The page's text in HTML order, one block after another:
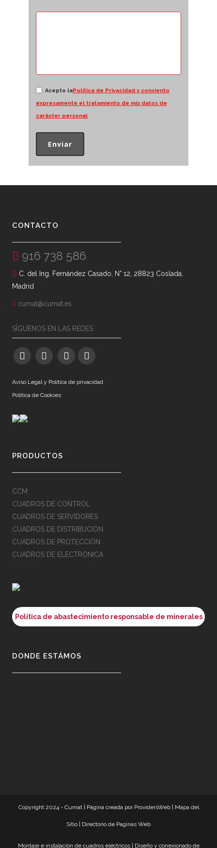
Acepto laPolítica de Privacidad y consiento
expresamente el tratamiento de mis datos de
carácter personal
CONTACTO
916 738 586
C. del Ing. Fernández Casado, N° 12, 28823 Coslada,
Madrid
cumat@cumat.es
SÍGUENOS EN LAS REDES
Aviso Legal y Política de privacidad
Política de Cookies
PRODUCTOS
CCM
CUADROS DE CONTROL
CUADROS DE SERVIDORES
CUADROS DE DISTRIBUCIÓN
CUADROS DE PROTECCIÓN
CUADROS DE ELECTRÓNICA
Política de abastecimiento responsable de minerales
DONDE ESTÁMOS
Copyright 2024 - Cumat | Página creada por ProvidersWeb| Mapa del
Sitio | Directorio de Paginas Web
Montaje e instalación de cuadros eléctricos| Diseño y conexionado de